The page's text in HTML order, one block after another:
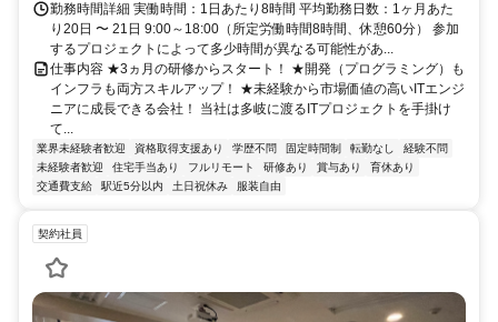
勤務時間詳細 実働時間：1日あたり8時間 平均勤務日数：1ヶ月あた
り20日 〜 21日 9:00～18:00（所定労働時間8時間、休憩60分） 参加
するプロジェクトによって多少時間が異なる可能性があ...
仕事内容 ★3ヵ月の研修からスタート！ ★開発（プログラミング）も
インフラも両方スキルアップ！ ★未経験から市場価値の高いITエンジ
ニアに成長できる会社！ 当社は多岐に渡るITプロジェクトを手掛け
て...
業界未経験者歓迎 資格取得支援あり 学歴不問 固定時間制 転勤なし
経験不問
未経験者歓迎
住宅手当あり フルリモート 研修あり 賞与あり
育休あり
交通費支給
駅近5分以内 土日祝休み 服装自由
契約社員